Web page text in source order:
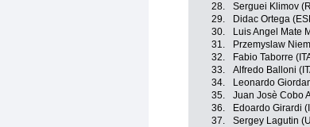
28.
Serguei Klimov
29.
Didac Ortega
30.
Luis Angel Mate
31.
Przemyslaw
32.
Fabio Taborre
33.
Alfredo Balloni
34.
Leonardo
35.
Juan Josè Cobo
36.
Edoardo Girardi
37.
Sergey Lagutin